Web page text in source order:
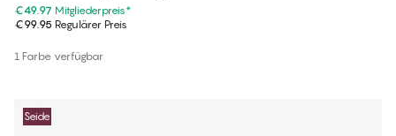
€49.97 Mitgliederpreis*
€99.95 Regulärer Preis
1 Farbe verfügbar
Seide